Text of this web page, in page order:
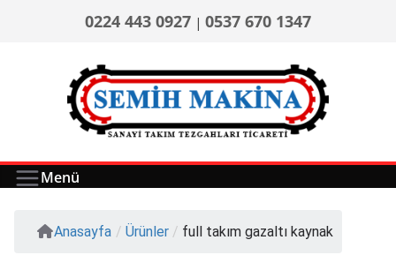
0224 443 0927 | 0537 670 1347
Menü
Anasayfa / Ürünler / full takım gazaltı kaynak